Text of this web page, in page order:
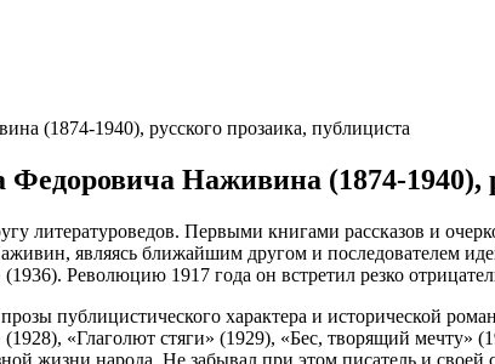
(1874-1940), русского прозаика, публициста
Наживина (1874-1940),
литературоведов. Первыми книгами рассказов и
являясь ближайшим другом и последователем
Революцию 1917 года он встретил резко
публицистического характера и исторической
«Глаголют стяги» (1929), «Бес, творящий
жизни народа. Не забывал при этом писатель и